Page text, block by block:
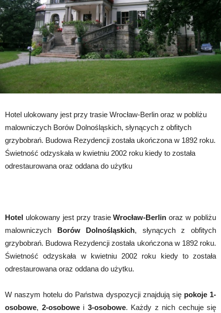
Hotel ulokowany jest przy trasie Wrocław-Berlin oraz w pobliżu
malowniczych Borów Dolnośląskich, słynących z obfitych
grzybobrań. Budowa Rezydencji została ukończona w 1892 roku.
Świetność odzyskała w kwietniu 2002 roku kiedy to została
odrestaurowana oraz oddana do użytku
Hotel ulokowany jest przy trasieWrocław-Berlin oraz w pobliżu
malowniczych Borów Dolnośląskich, słynących z obfitych
grzybobrań. Budowa Rezydencji została ukończona w 1892 roku.
Świetność odzyskała w kwietniu 2002 roku kiedy to została
odrestaurowana oraz oddana do użytku.
W naszym hotelu do Państwa dyspozycji znajdują się pokoje 1-
osobowe, 2-osobowei 3-osobowe. Każdy z nich cechuje się